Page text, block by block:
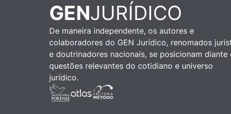
GENJURÍDICO
De maneira independente, os autores e
colaboradores do GEN Jurídico, renomados
e doutrinadores nacionais, se posicionam diante
questões relevantes do cotidiano e universo
jurídico.